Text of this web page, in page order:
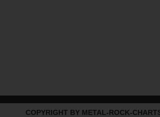
COPYRIGHT BY METAL-ROCK-